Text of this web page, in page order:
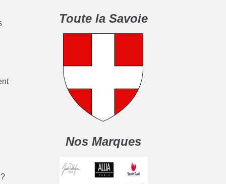
Toute la Savoie
Nos Marques